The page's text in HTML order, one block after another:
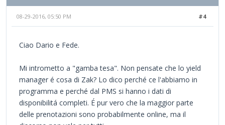
#4
08-29-2016, 05:50 PM
Ciao Dario e Fede.
Mi intrometto a "gamba tesa". Non pensate che lo yield
manager é cosa di Zak? Lo dico perché ce l'abbiamo in
programma e perché dal PMS si hanno i dati di
disponibilitá completi. É pur vero che la maggior parte
delle prenotazioni sono probabilmente online, ma il